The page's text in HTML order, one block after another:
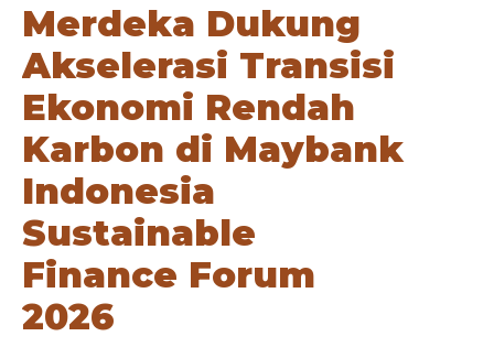
Merdeka Dukung
Akselerasi Transisi
Ekonomi Rendah
Karbon di Maybank
Indonesia
Sustainable
Finance Forum
2026